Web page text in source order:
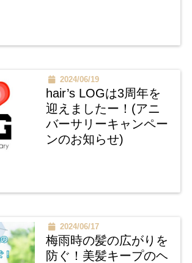
2024/06/19
hair’s LOGは3周年を
迎えましたー！(アニ
バーサリーキャンペー
ンのお知らせ)
2024/06/17
梅雨時の髪の広がりを
防ぐ！美髪キープのヘ